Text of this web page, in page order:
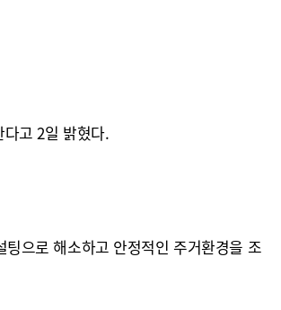
고 2일 밝혔다.
으로 해소하고 안정적인 주거환경을 조